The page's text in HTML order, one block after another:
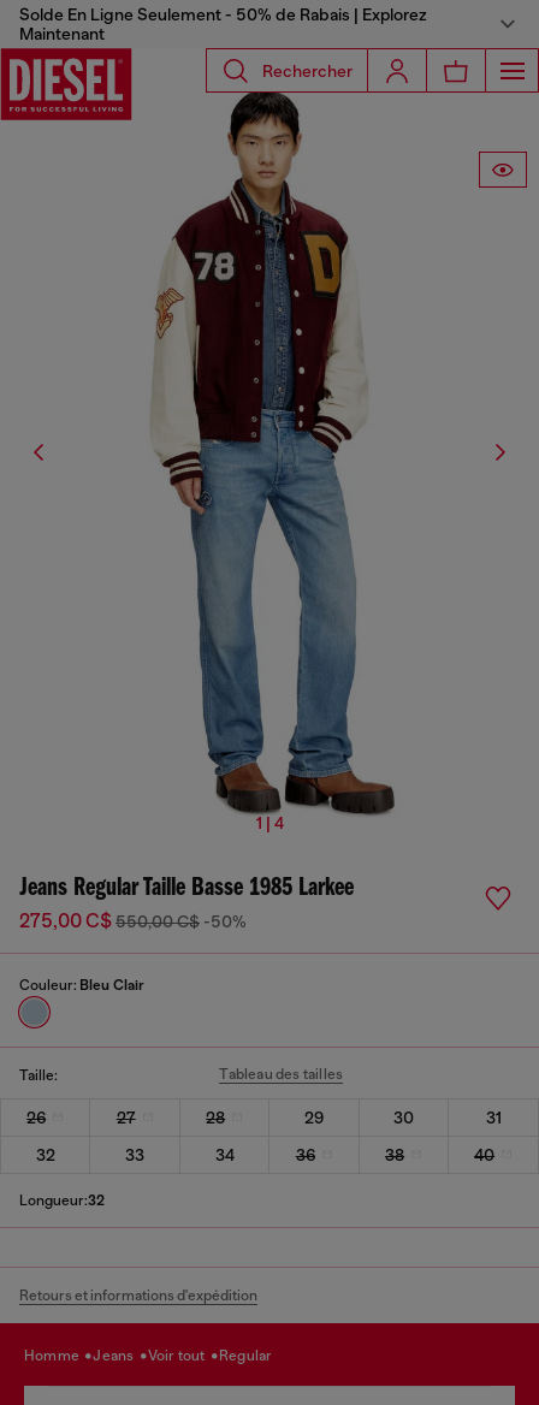
Solde En Ligne Seulement - 50% de Rabais | Explorez
Maintenant
Rechercher
1 | 4
Jeans Regular Taille Basse 1985 Larkee
275,00 C$550,00 C$ -50%
Couleur: Bleu Clair
Taille: Tableau des tailles
26 27 28 29 30
31
32
33 34 36 38 40
Longueur:32
Retours et informations d'expédition
homme jeans voir tout regular